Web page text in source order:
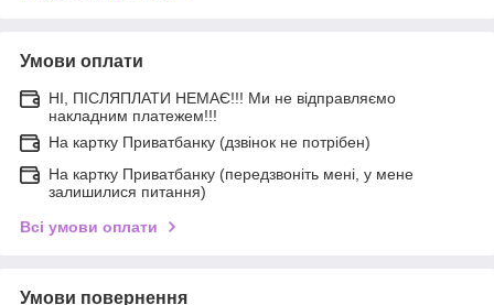
Умови оплати
НІ, ПІСЛЯПЛАТИ НЕМАЄ!!! Ми не відправляємо
накладним платежем!!!
На картку Приватбанку (дзвінок не потрібен)
На картку Приватбанку (передзвоніть мені, у мене
залишилися питання)
Всі умови оплати
Умови повернення